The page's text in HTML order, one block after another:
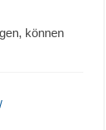
können